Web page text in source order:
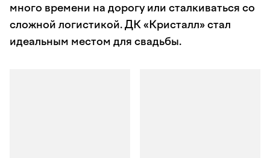
много времени на дорогу или сталкиваться со
сложной логистикой. ДК «Кристалл» стал
идеальным местом для свадьбы.